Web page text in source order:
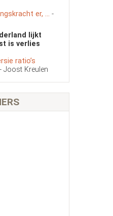
er, ... -
lijkt
is verlies
ratio’s
- Joost Kreulen